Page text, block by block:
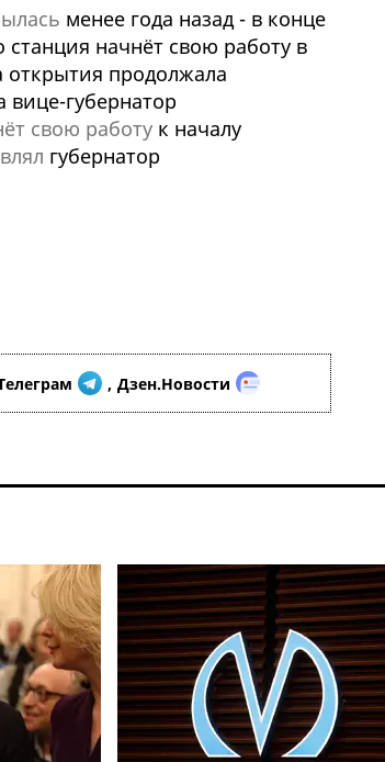
менее года назад - в конце
начнёт свою работу в
открытия продолжала
вице-губернатор
свою работук началу
губернатор
, Дзен.Новости